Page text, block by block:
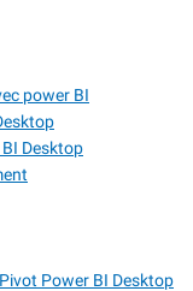
power BI
Desktop
Power BI Desktop